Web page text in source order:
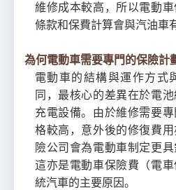
維修成本較高，所以電動
條款和保費計算會與汽油車
為何電動車需要專門的保險計
電動車的結構與運作方式
同，最核心的差異在於電
充電設備。由於維修需要
格較高，意外後的修復費
險公司會為電動車制定更具
這亦是電動車保險費（電
統汽車的主要原因。